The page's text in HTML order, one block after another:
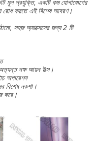
মূল প্রযুক্তি, একটি কম যোগাযোগের
রোধ করতে এই বিশেষ আবরণ।
সহজ অ্যাক্সেসের জন্য 2 টি
দক্ষ আয়ন উত্স।
অপারেশন
বিশেষ নকশা।
করে।